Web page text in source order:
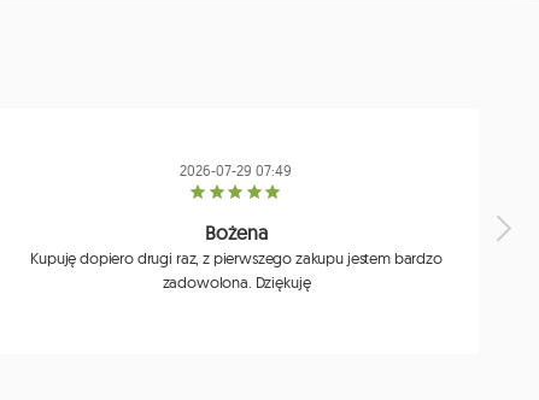
2026-07-29 07:49
Bożena
Kupuję dopiero drugi raz, z pierwszego zakupu jestem bardzo
zadowolona. Dziękuję